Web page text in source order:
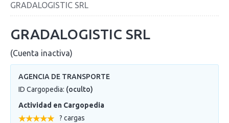
GRADALOGISTIC SRL
GRADALOGISTIC SRL
(Cuenta inactiva)
AGENCIA DE TRANSPORTE
ID Cargopedia: (oculto)
Actividad en Cargopedia
? cargas